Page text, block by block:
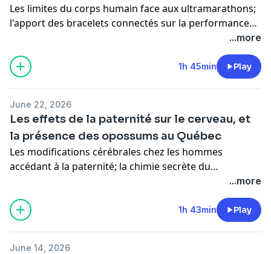
Les limites du corps humain face aux ultramarathons;
l'apport des bracelets connectés sur la performance
des athlètes à la Coupe du monde; et la quête d'une
...more
1h 45min Play
June 22, 2026
Les effets de la paternité sur le cerveau, et
la présence des opossums au Québec
Les modifications cérébrales chez les hommes
accédant à la paternité; la chimie secrète du
vieillissement du vin; et l'établissement surprenant...more
1h 43min Play
June 14, 2026